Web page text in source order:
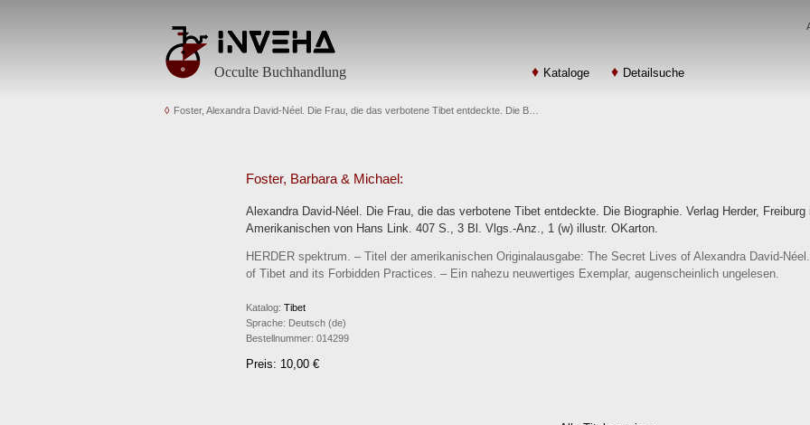
Occulte Buchhandlung Kataloge Detailsuche
Foster, Alexandra David-Néel. Die Frau, die das verbotene Tibet entdeckte. Die B…
Foster, Barbara & Michael:
Alexandra David-Néel. Die Frau, die das verbotene Tibet entdeckte. Die Biographie. Verlag Herder,
Amerikanischen von Hans Link. 407 S., 3 Bl. Vlgs.-Anz., 1 (w) illustr. OKarton.
HERDER spektrum. – Titel der amerikanischen Originalausgabe: The Secret Lives of Alexandra David-
of Tibet and its Forbidden Practices. – Ein nahezu neuwertiges Exemplar, augenscheinlich ungelesen.
Katalog: Tibet
Sprache: Deutsch (de)
Bestellnummer: 014299
Preis: 10,00 €